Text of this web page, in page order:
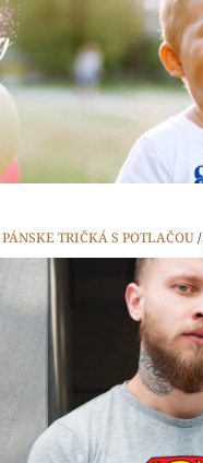
TRIČKÁ S POTLAČOU/